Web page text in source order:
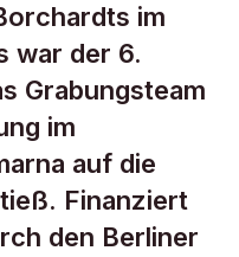
im
war der 6.
Grabungsteam
im
auf die
Finanziert
den Berliner